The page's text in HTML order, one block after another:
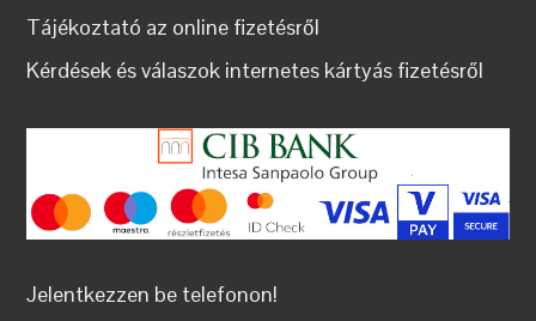
Tájékoztató az online fizetésről
Kérdések és válaszok internetes kártyás fizetésről
Jelentkezzen be telefonon!